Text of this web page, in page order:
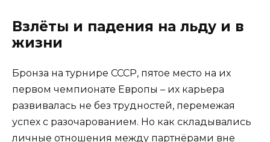
Взлёты и падения на льду и в
жизни
Бронза на турнире СССР, пятое место на их
первом чемпионате Европы – их карьера
развивалась не без трудностей, перемежая
успех с разочарованием. Но как складывались
личные отношения между партнёрами вне